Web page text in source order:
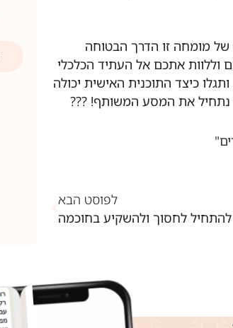
של מומחה זו הדרך הבטוחה
וללוות אתכם אל העתיד הכלכלי
כיצד התוכנית האישית יכולה
נתחיל את המסע המשותף! ???
לפוסט הבא